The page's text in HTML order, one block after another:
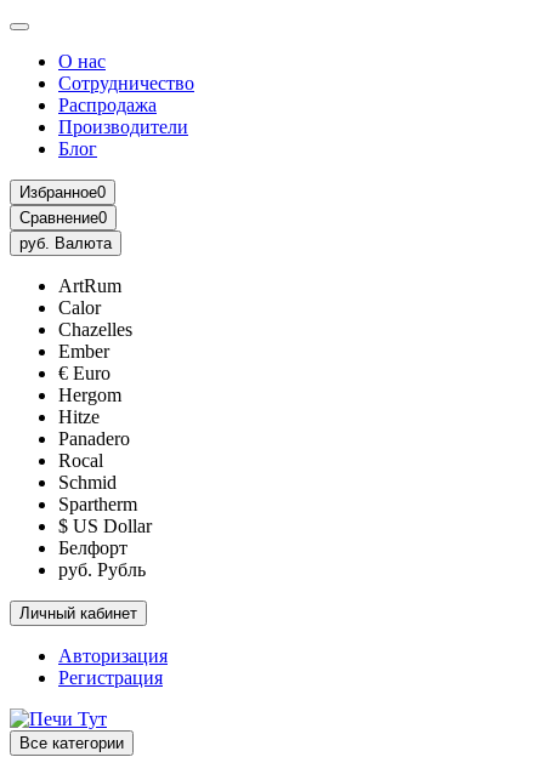
О нас
Сотрудничество
Распродажа
Производители
Блог
Избранное0
Сравнение0
руб. Валюта
ArtRum
Calor
Chazelles
Ember
€ Euro
Hergom
Hitze
Panadero
Rocal
Schmid
Spartherm
$ US Dollar
Белфорт
руб. Рубль
Личный кабинет
Авторизация
Регистрация
Все категории